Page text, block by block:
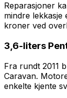
Reparasjoner
mindre lekkasje
kroner ved
3,6-liters
Fra rundt 2011
Caravan.
enkelte kjente